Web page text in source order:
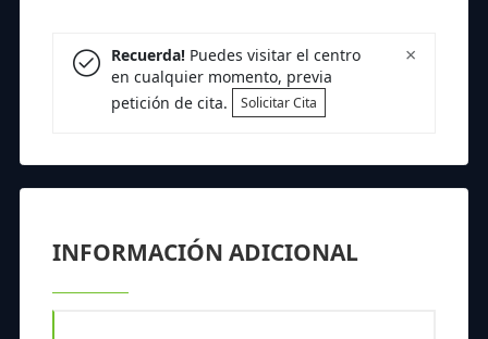
×
Recuerda!Puedes visitar el centro
en cualquier momento, previa
petición de cita.
Solicitar Cita
INFORMACIÓN ADICIONAL